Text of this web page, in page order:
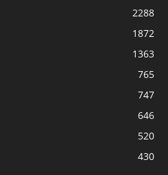
2288
1872
1363
765
747
646
520
430